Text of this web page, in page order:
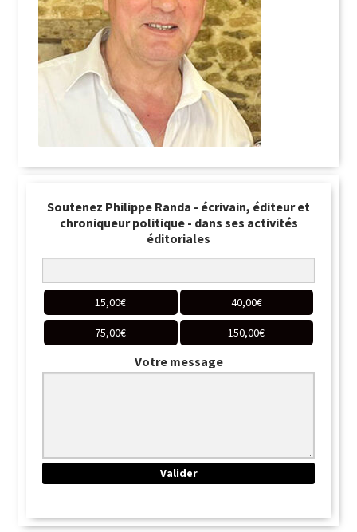
Soutenez Philippe Randa - écrivain, éditeur et
chroniqueur politique - dans ses activités
éditoriales
15,00€ 40,00€
75,00€ 150,00€
Votre message